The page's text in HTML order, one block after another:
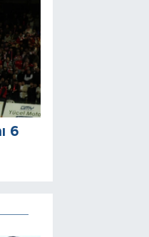
6